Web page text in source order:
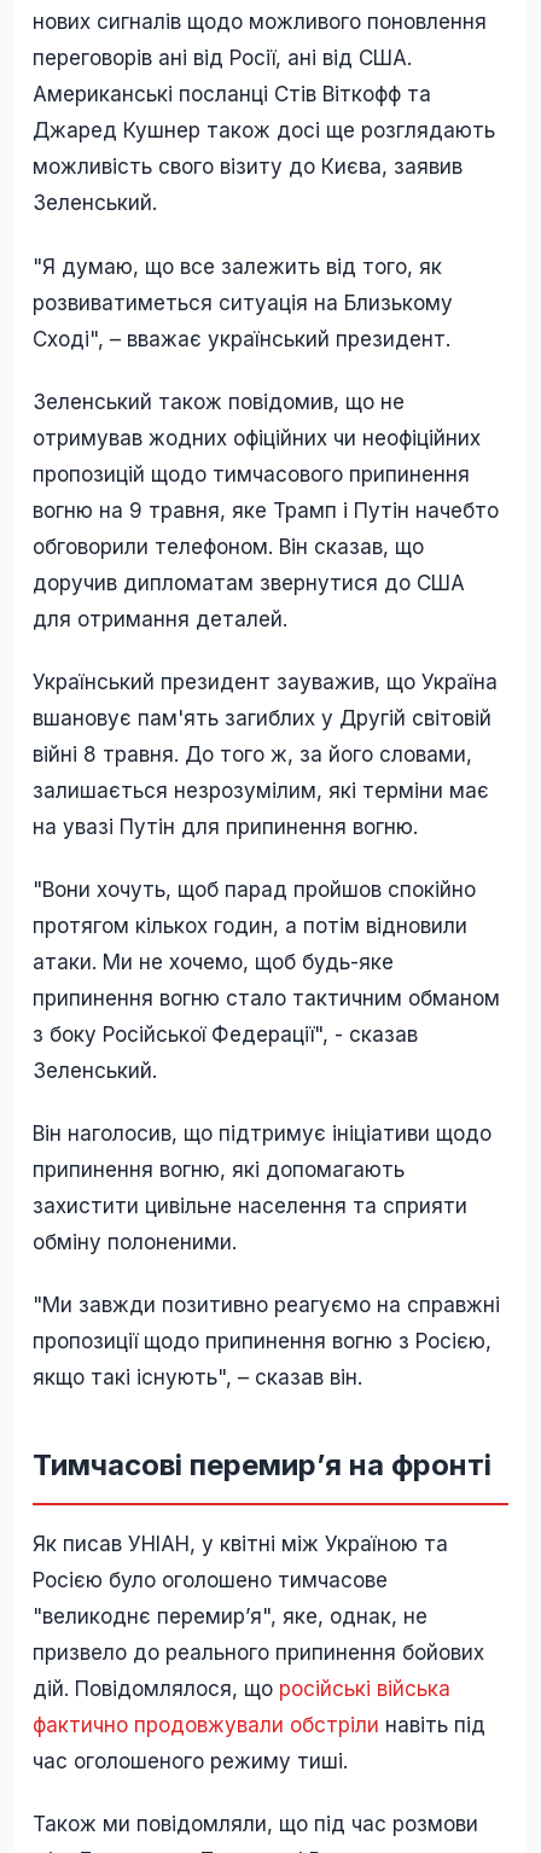
нових сигналів щодо можливого поновлення
переговорів ані від Росії, ані від США.
Американські посланці Стів Віткофф та
Джаред Кушнер також досі ще розглядають
можливість свого візиту до Києва, заявив
Зеленський.
"Я думаю, що все залежить від того, як
розвиватиметься ситуація на Близькому
Сході", – вважає український президент.
Зеленський також повідомив, що не
отримував жодних офіційних чи неофіційних
пропозицій щодо тимчасового припинення
вогню на 9 травня, яке Трамп і Путін начебто
обговорили телефоном. Він сказав, що
доручив дипломатам звернутися до США
для отримання деталей.
Український президент зауважив, що Україна
вшановує пам'ять загиблих у Другій світовій
війні 8 травня. До того ж, за його словами,
залишається незрозумілим, які терміни має
на увазі Путін для припинення вогню.
"Вони хочуть, щоб парад пройшов спокійно
протягом кількох годин, а потім відновили
атаки. Ми не хочемо, щоб будь-яке
припинення вогню стало тактичним обманом
з боку Російської Федерації", - сказав
Зеленський.
Він наголосив, що підтримує ініціативи щодо
припинення вогню, які допомагають
захистити цивільне населення та сприяти
обміну полоненими.
"Ми завжди позитивно реагуємо на справжні
пропозиції щодо припинення вогню з Росією,
якщо такі існують", – сказав він.
Тимчасові перемир’я на фронті
Як писав УНІАН, у квітні між Україною та
Росією було оголошено тимчасове
"великоднє перемир’я", яке, однак, не
призвело до реального припинення бойових
дій. Повідомлялося, що російські війська
фактично продовжували обстріли навіть під
час оголошеного режиму тиші.
Також ми повідомляли, що під час розмови